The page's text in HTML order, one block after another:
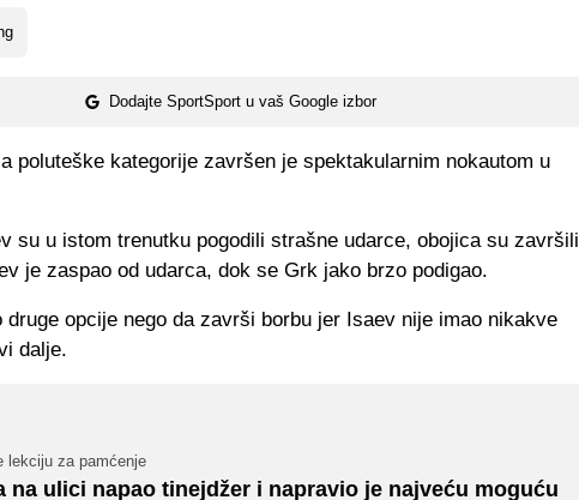
Dodajte SportSport u vaš Google izbor
poluteške kategorije završen je spektakularnim nokautom u
su u istom trenutku pogodili strašne udarce, obojica su završili
je zaspao od udarca, dok se Grk jako brzo podigao.
druge opcije nego da završi borbu jer Isaev nije imao nikakve
dalje.
lekciju za pamćenje
na ulici napao tinejdžer i napravio je najveću moguću